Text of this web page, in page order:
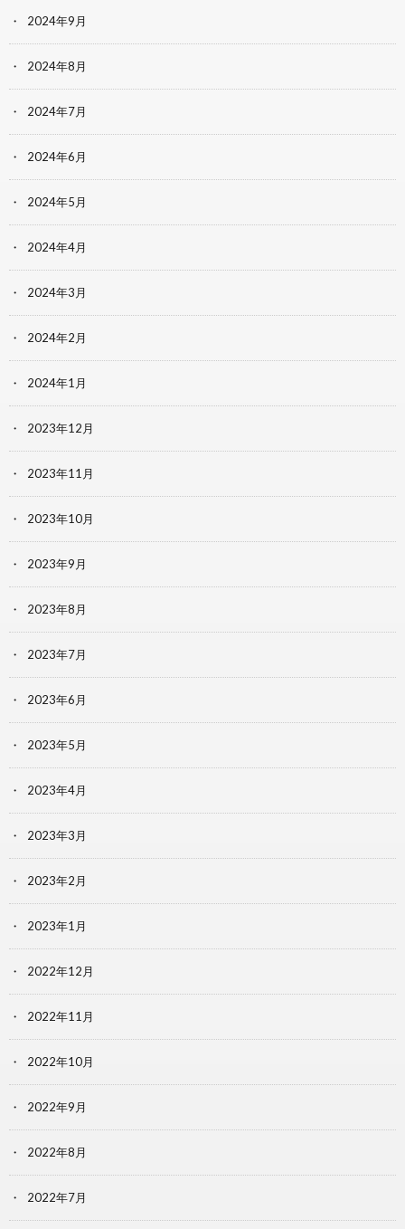
2024年9月
2024年8月
2024年7月
2024年6月
2024年5月
2024年4月
2024年3月
2024年2月
2024年1月
2023年12月
2023年11月
2023年10月
2023年9月
2023年8月
2023年7月
2023年6月
2023年5月
2023年4月
2023年3月
2023年2月
2023年1月
2022年12月
2022年11月
2022年10月
2022年9月
2022年8月
2022年7月